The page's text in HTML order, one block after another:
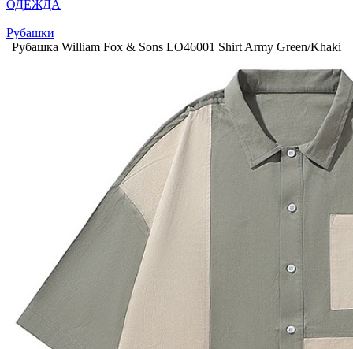
ОДЕЖДА
Рубашки
Рубашка William Fox & Sons LO46001 Shirt Army Green/Khaki